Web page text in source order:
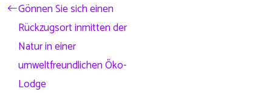
Gönnen Sie sich einen
Rückzugsort inmitten der
Natur in einer
umweltfreundlichen Öko-
Lodge